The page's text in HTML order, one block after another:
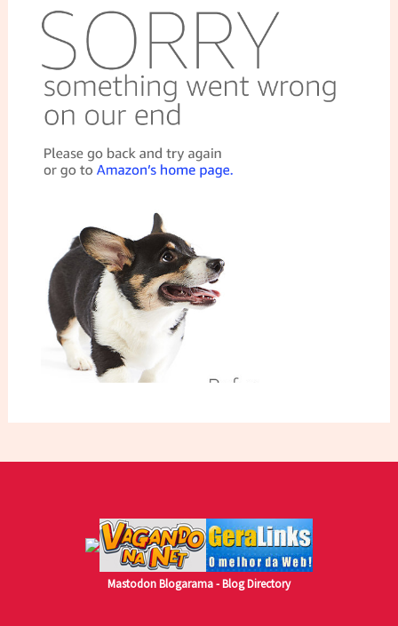
MastodonBlogarama - Blog Directory